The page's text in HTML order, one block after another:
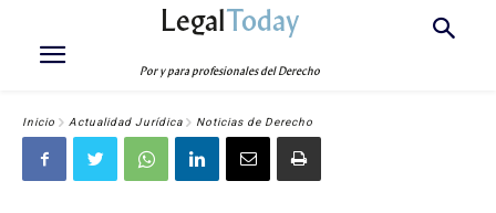
LegalToday
Por y para profesionales del Derecho
Inicio Actualidad Jurídica Noticias de Derecho